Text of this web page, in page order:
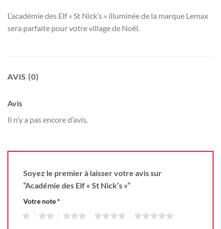
L’académie des Elf « St Nick’s » illuminée de la marque Lemax
sera parfaite pour votre village de Noël.
AVIS (0)
Avis
Il n’y a pas encore d’avis.
Soyez le premier à laisser votre avis sur
“Académie des Elf « St Nick’s »”
Votre note*